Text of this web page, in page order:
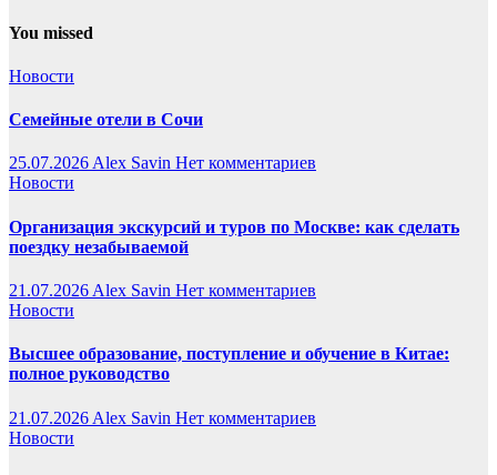
You missed
Новости
Семейные отели в Сочи
25.07.2026Alex Savin Нет комментариев
Новости
Организация экскурсий и туров по Москве: как сделать
поездку незабываемой
21.07.2026 Alex Savin Нет комментариев
Новости
Высшее образование, поступление и обучение в Китае:
полное руководство
21.07.2026 Alex Savin Нет комментариев
Новости